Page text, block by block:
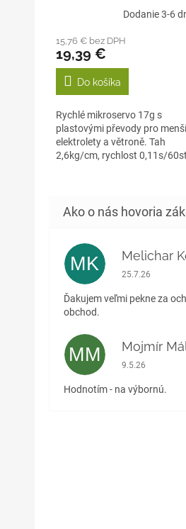
Dodanie 3-6
15,76 € bez DPH
19,39 €
Do košíka
Rychlé mikroservo 17g s
plastovými převody pro menší
elektrolety a větroně. Tah
2,6kg/cm, rychlost 0,11s/60st
MK Melichar
Hodnotenie
25.7.26
Ďakujem veľmi pekne za
obchod.
MM Mojmír
Hodnotenie
9.5.26
Hodnotím - na výbornú.